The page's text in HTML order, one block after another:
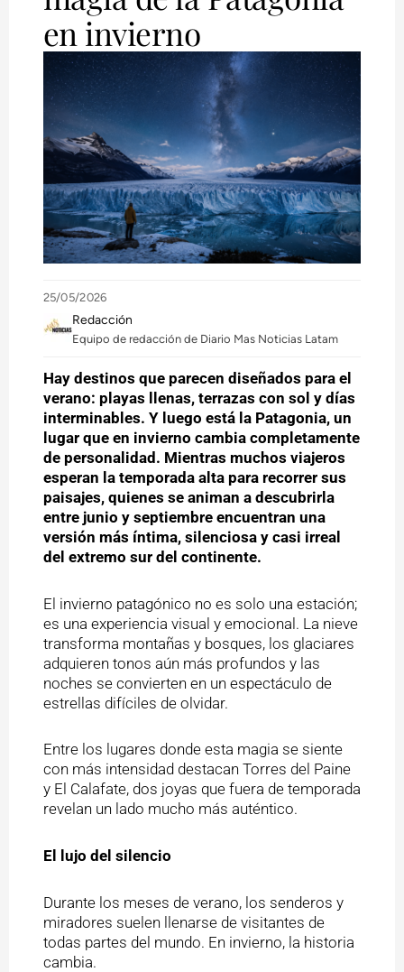
en invierno
25/05/2026
Redacción
Equipo de redacción de Diario Mas Noticias Latam
Hay destinos que parecen diseñados para el
verano: playas llenas, terrazas con sol y días
interminables. Y luego está la Patagonia, un
lugar que en invierno cambia completamente
de personalidad. Mientras muchos viajeros
esperan la temporada alta para recorrer sus
paisajes, quienes se animan a descubrirla
entre junio y septiembre encuentran una
versión más íntima, silenciosa y casi irreal
del extremo sur del continente.
El invierno patagónico no es solo una estación;
es una experiencia visual y emocional. La nieve
transforma montañas y bosques, los glaciares
adquieren tonos aún más profundos y las
noches se convierten en un espectáculo de
estrellas difíciles de olvidar.
Entre los lugares donde esta magia se siente
con más intensidad destacan Torres del Paine
y El Calafate, dos joyas que fuera de temporada
revelan un lado mucho más auténtico.
El lujo del silencio
Durante los meses de verano, los senderos y
miradores suelen llenarse de visitantes de
todas partes del mundo. En invierno, la historia
cambia.